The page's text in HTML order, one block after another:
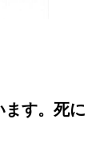
ます。死に